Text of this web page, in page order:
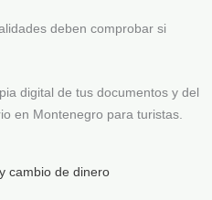
deben comprobar si
digital de tus documentos y del
en Montenegro para turistas.
cambio de dinero